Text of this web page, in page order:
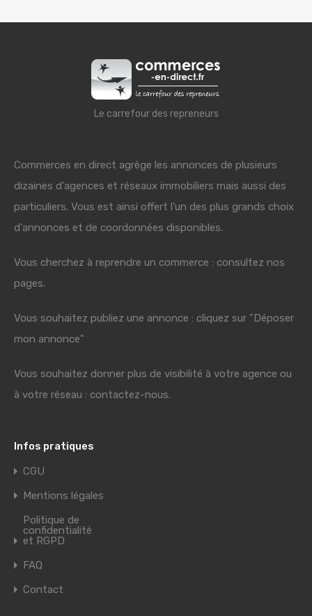
Le carrefour des repreneurs
Commerces en direct agrège les annonces de plusieurs
dizaines d'agences et réseaux immobiliers mais aussi des
particuliers. Vous est ainsi offert l'un des plus grands choix
d'annonces et de coordonnées disponibles.
Vous cherchez à reprendre un commerce : consultez nos
pages.
Vous souhaitez publiez une annonce : cliquez sur "Déposer
mon annonce"
Vous souhaitez donner plus de visibilité à votre agence ou
à votre réseau : contactez-nous.
Infos pratiques
CGU
Mentions légales
Politique de
confidentialité
et RGPD
FAQ
Contact